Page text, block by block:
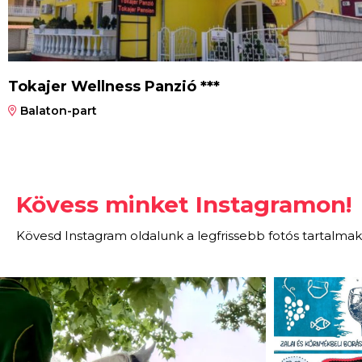
Tokajer Wellness Panzió ***
Balaton-part
Kövess minket Instagramon!
Kövesd Instagram oldalunk a legfrissebb fotós